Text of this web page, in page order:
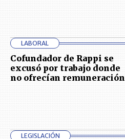
LABORAL
Cofundador de Rappi se
excusó por trabajo donde
no ofrecían remuneración
LEGISLACIÓN